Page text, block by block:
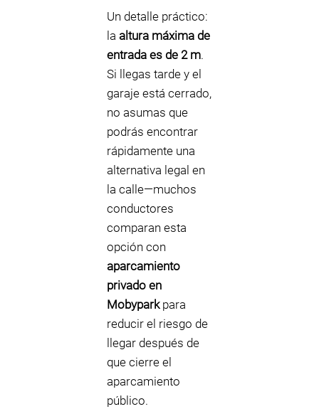
Un detalle práctico:
la altura máxima de
entrada es de 2 m.
Si llegas tarde y el
garaje está cerrado,
no asumas que
podrás encontrar
rápidamente una
alternativa legal en
la calle—muchos
conductores
comparan esta
opción con
aparcamiento
privado en
Mobyparkpara
reducir el riesgo de
llegar después de
que cierre el
aparcamiento
público.